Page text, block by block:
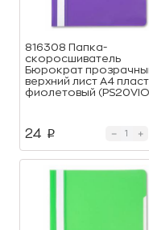
816308 Папка-
скоросшиватель
Бюрократ
верхний лист А4
фиолетовый
24 p